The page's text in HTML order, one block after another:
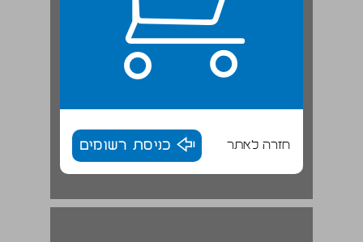
חזרה לאתר כניסת רשומים
תאולוגיה שלילית באסלאם ... 22